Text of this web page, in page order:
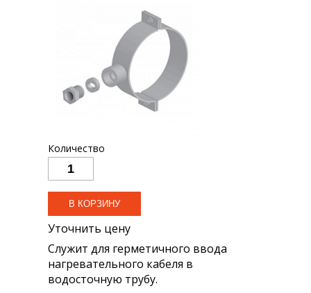
Количество
Уточнить цену
Служит для герметичного ввода
нагревательного кабеля в
водосточную трубу.